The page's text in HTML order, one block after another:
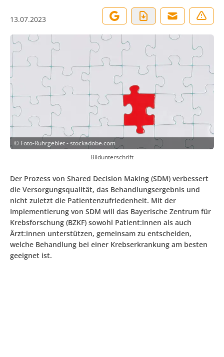
13.07.2023
© Foto-Ruhrgebiet - stockadobe.com
Bildunterschrift
Der Prozess von Shared Decision Making (SDM) verbessert
die Versorgungsqualität, das Behandlungsergebnis und
nicht zuletzt die Patientenzufriedenheit. Mit der
Implementierung von SDM will das Bayerische Zentrum für
Krebsforschung (BZKF) sowohl Patient:innen als auch
Ärzt:innen unterstützen, gemeinsam zu entscheiden,
welche Behandlung bei einer Krebserkrankung am besten
geeignet ist.